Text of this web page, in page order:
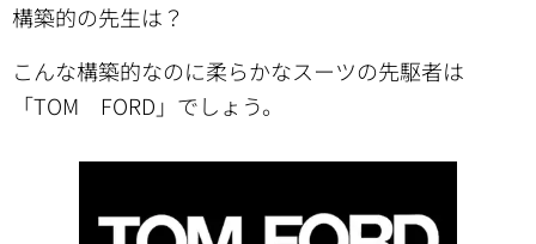
構築的の先生は？
こんな構築的なのに柔らかなスーツの先駆者は
「TOM FORD」でしょう。